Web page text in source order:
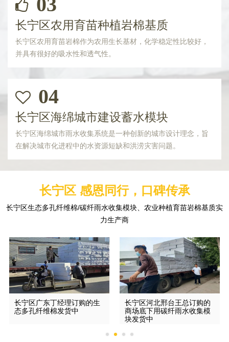
长宁区农用育苗种植岩棉基质
长宁区农用育苗岩棉作为农用生长基材，化学稳定性比较好，
并具有很好的吸水性和透气性。
04
长宁区海绵城市建设蓄水模块
长宁区海绵城市雨水收集系统是一种创新的城市设计理念，旨
在解决城市化进程中的水资源短缺和洪涝灾害问题。
长宁区 感恩同行，口碑传承
长宁区生态多孔纤维棉/碳纤雨水收集模块、农业种植育苗岩棉基质实
力生产商
长宁区广东丁经理订购的生
态多孔纤维棉发货中
长宁区河北邢台王总订购的
商场底下用碳纤雨水收集模
块发货中